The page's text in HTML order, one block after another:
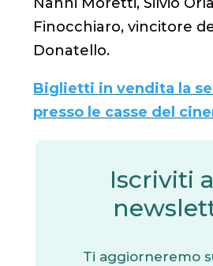
Nanni Moretti, Silvio
Finocchiaro, vincitore
Donatello.
Biglietti in vendita la
presso le casse del
Iscriviti
Ti aggiorneremo